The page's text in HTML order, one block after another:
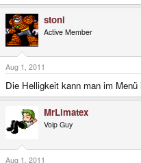
stoni
Active Member
Aug 1, 2011
Die Helligkeit kann man im
MrLimatex
Voip Guy
Aug 1, 2011